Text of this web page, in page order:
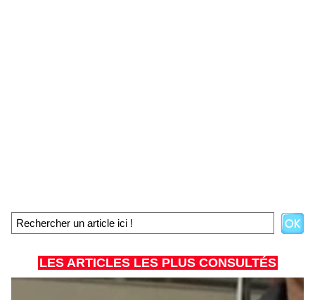
LES ARTICLES LES PLUS CONSULTÉS